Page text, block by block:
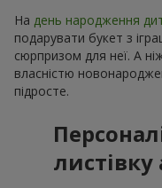
На день народження
подарувати букет з
сюрпризом для неї. А
власністю
підросте.